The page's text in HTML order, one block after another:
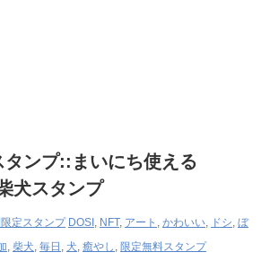
タンプ::まいにち使える
犬スタンプ
定スタンプ DOSI , NFT, アート , かわいい, ドシ, ぼ
, 柴犬, 毎日 , 犬, 癒やし , 限定無料スタンプ